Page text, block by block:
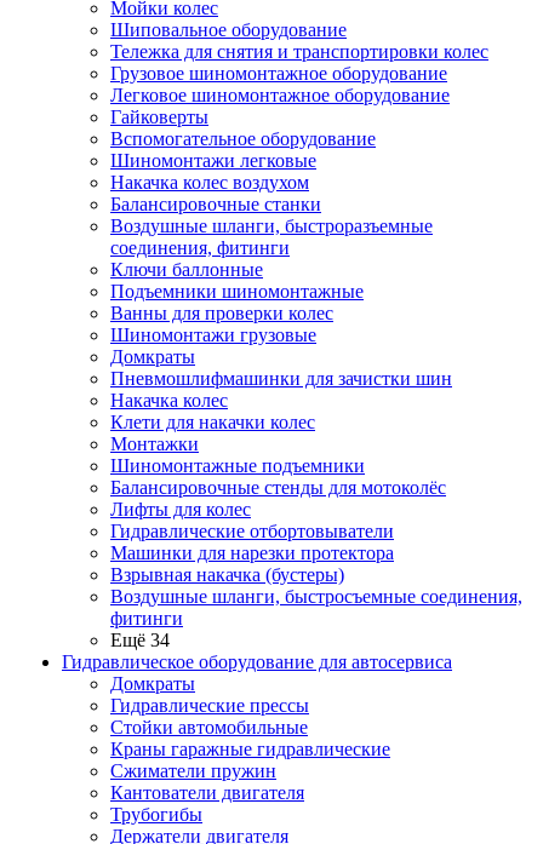
Мойки колес
Шиповальное оборудование
Тележка для снятия и транспортировки колес
Грузовое шиномонтажное оборудование
Легковое шиномонтажное оборудование
Гайковерты
Вспомогательное оборудование
Шиномонтажи легковые
Накачка колес воздухом
Балансировочные станки
Воздушные шланги, быстроразъемные
соединения, фитинги
Ключи баллонные
Подъемники шиномонтажные
Ванны для проверки колес
Шиномонтажи грузовые
Домкраты
Пневмошлифмашинки для зачистки шин
Накачка колес
Клети для накачки колес
Монтажки
Шиномонтажные подъемники
Балансировочные стенды для мотоколёс
Лифты для колес
Гидравлические отбортовыватели
Машинки для нарезки протектора
Взрывная накачка (бустеры)
Воздушные шланги, быстросъемные соединения,
фитинги
Ещё 34
Гидравлическое оборудование для автосервиса
Домкраты
Гидравлические прессы
Стойки автомобильные
Краны гаражные гидравлические
Сжиматели пружин
Кантователи двигателя
Трубогибы
Держатели двигателя